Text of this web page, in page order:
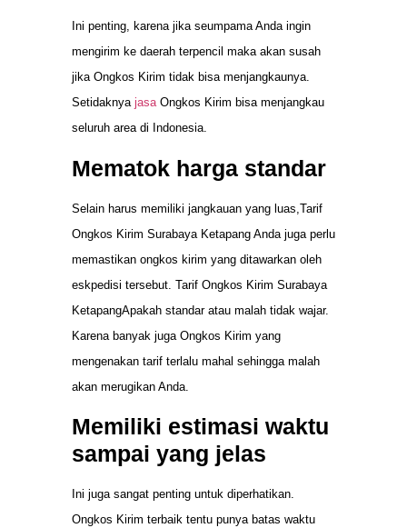
Ini penting, karena jika seumpama Anda ingin
mengirim ke daerah terpencil maka akan susah
jika Ongkos Kirim tidak bisa menjangkaunya.
Setidaknya jasaOngkos Kirim bisa menjangkau
seluruh area di Indonesia.
Mematok harga standar
Selain harus memiliki jangkauan yang luas,Tarif
Ongkos Kirim Surabaya Ketapang Anda juga perlu
memastikan ongkos kirim yang ditawarkan oleh
eskpedisi tersebut. Tarif Ongkos Kirim Surabaya
KetapangApakah standar atau malah tidak wajar.
Karena banyak juga Ongkos Kirim yang
mengenakan tarif terlalu mahal sehingga malah
akan merugikan Anda.
Memiliki estimasi waktu
sampai yang jelas
Ini juga sangat penting untuk diperhatikan.
Ongkos Kirim terbaik tentu punya batas waktu